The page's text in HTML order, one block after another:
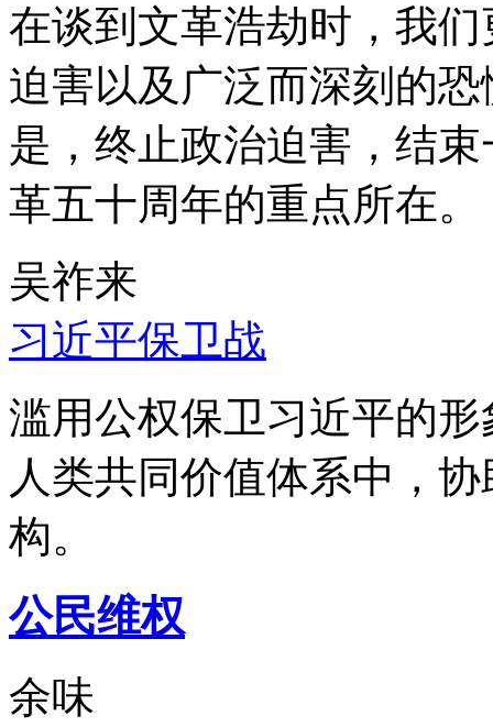
在谈到文革浩劫时，我
迫害以及广泛而深刻的
是，终止政治迫害，结
革五十周年的重点所在。
吴祚来
习近平保卫战
滥用公权保卫习近平的
人类共同价值体系中，
构。
公民维权
余味